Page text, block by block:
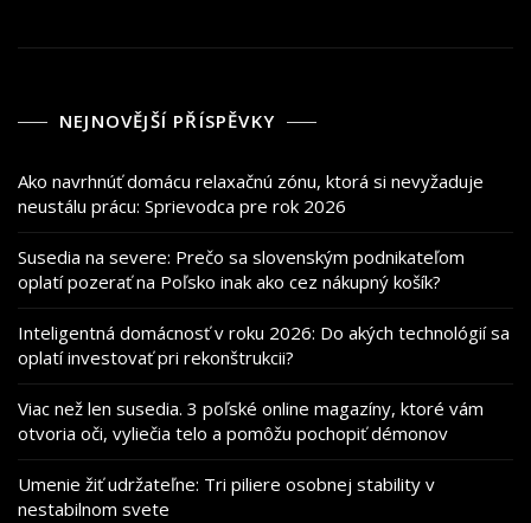
NEJNOVĚJŠÍ PŘÍSPĚVKY
Ako navrhnúť domácu relaxačnú zónu, ktorá si nevyžaduje
neustálu prácu: Sprievodca pre rok 2026
Susedia na severe: Prečo sa slovenským podnikateľom
oplatí pozerať na Poľsko inak ako cez nákupný košík?
Inteligentná domácnosť v roku 2026: Do akých technológií sa
oplatí investovať pri rekonštrukcii?
Viac než len susedia. 3 poľské online magazíny, ktoré vám
otvoria oči, vyliečia telo a pomôžu pochopiť démonov
Umenie žiť udržateľne: Tri piliere osobnej stability v
nestabilnom svete